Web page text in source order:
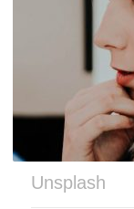
Unsplash